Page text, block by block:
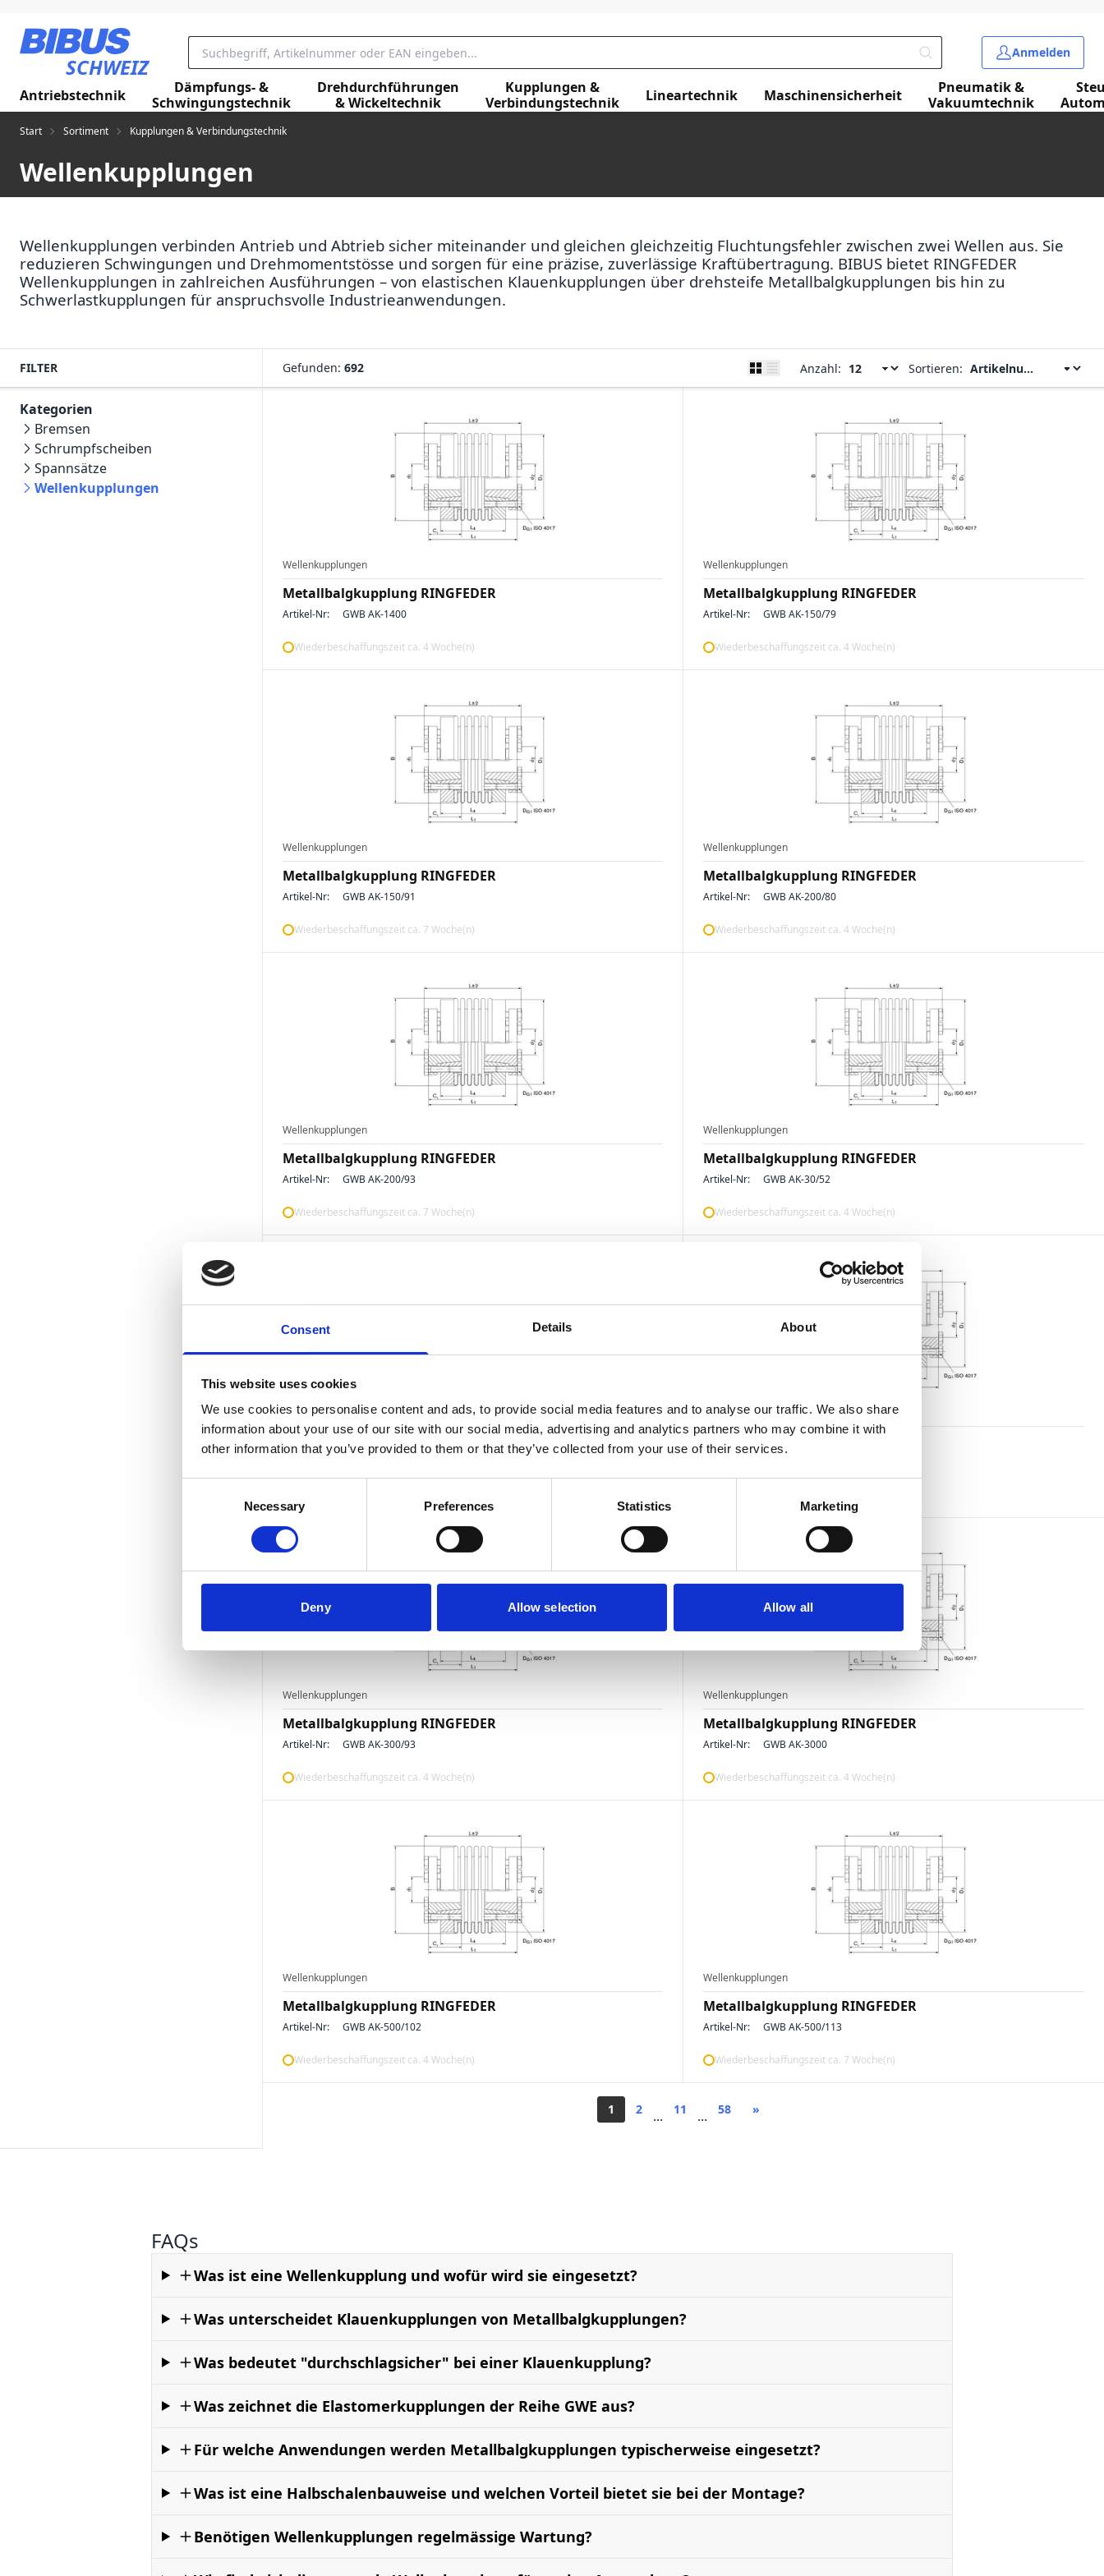
Consent Details About
This website uses cookies
We use cookies to personalise content and ads, to provide social media features and to analyse our traffic. We also share
information about your use of our site with our social media, advertising and analytics partners who may combine it with
other information that you’ve provided to them or that they’ve collected from your use of their services.
Necessary Preferences Statistics Marketing
Deny Allow selection Allow all
SCHWEIZ
Anmelden
Antriebstechnik
Dämpfungs- &
Schwingungstechnik
Drehdurchführungen
& Wickeltechnik
Kupplungen &
Verbindungstechnik
Lineartechnik Maschinensicherheit
Pneumatik &
Vakuumtechnik
Start Sortiment Kupplungen & Verbindungstechnik
Wellenkupplungen
Wellenkupplungen verbinden Antrieb und Abtrieb sicher miteinander und gleichen gleichzeitig Fluchtungsfehler zwischen zwei Wellen aus. Sie
reduzieren Schwingungen und Drehmomentstösse und sorgen für eine präzise, zuverlässige Kraftübertragung. BIBUS bietet RINGFEDER
Wellenkupplungen in zahlreichen Ausführungen – von elastischen Klauenkupplungen über drehsteife Metallbalgkupplungen bis hin zu
Schwerlastkupplungen für anspruchsvolle Industrieanwendungen.
FILTER
Kategorien
Bremsen
Schrumpfscheiben
Spannsätze
Wellenkupplungen
Gefunden: 692 Anzahl: Sortieren:
Wellenkupplungen
Metallbalgkupplung RINGFEDER
Artikel-Nr: GWB AK-1400
Wiederbeschaffungszeit ca. 4 Woche(n)
Wellenkupplungen
Metallbalgkupplung RINGFEDER
Artikel-Nr: GWB AK-150/79
Wiederbeschaffungszeit ca. 4 Woche(n)
Wellenkupplungen
Metallbalgkupplung RINGFEDER
Artikel-Nr: GWB AK-150/91
Wiederbeschaffungszeit ca. 7 Woche(n)
Wellenkupplungen
Metallbalgkupplung RINGFEDER
Artikel-Nr: GWB AK-200/80
Wiederbeschaffungszeit ca. 4 Woche(n)
Wellenkupplungen
Metallbalgkupplung RINGFEDER
Artikel-Nr: GWB AK-200/93
Wiederbeschaffungszeit ca. 7 Woche(n)
Wellenkupplungen
Metallbalgkupplung RINGFEDER
Artikel-Nr: GWB AK-30/52
Wiederbeschaffungszeit ca. 4 Woche(n)
Wellenkupplungen
Metallbalgkupplung RINGFEDER
Wellenkupplungen
Metallbalgkupplung RINGFEDER
Wellenkupplungen
Metallbalgkupplung RINGFEDER
Artikel-Nr: GWB AK-300/93
Wiederbeschaffungszeit ca. 4 Woche(n)
Wellenkupplungen
Metallbalgkupplung RINGFEDER
Artikel-Nr: GWB AK-3000
Wiederbeschaffungszeit ca. 4 Woche(n)
Wellenkupplungen
Metallbalgkupplung RINGFEDER
Artikel-Nr: GWB AK-500/102
Wiederbeschaffungszeit ca. 4 Woche(n)
Wellenkupplungen
Metallbalgkupplung RINGFEDER
Artikel-Nr: GWB AK-500/113
Wiederbeschaffungszeit ca. 7 Woche(n)
1 2 ... 11 ... 58 »
FAQs
Was ist eine Wellenkupplung und wofür wird sie eingesetzt?
Was unterscheidet Klauenkupplungen von Metallbalgkupplungen?
Was bedeutet "durchschlagsicher" bei einer Klauenkupplung?
Was zeichnet die Elastomerkupplungen der Reihe GWE aus?
Für welche Anwendungen werden Metallbalgkupplungen typischerweise eingesetzt?
Was ist eine Halbschalenbauweise und welchen Vorteil bietet sie bei der Montage?
Benötigen Wellenkupplungen regelmässige Wartung?